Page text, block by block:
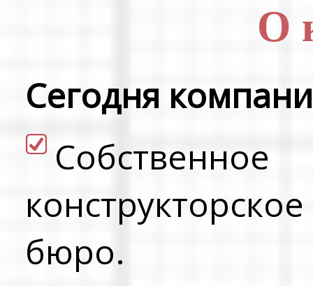
О
Сегодня
Cобственное
конструкторское
бюро.